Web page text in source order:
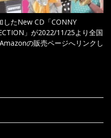
したNew CD「CONNY
」が2022/11/25より全国
の販売ページへリンクし